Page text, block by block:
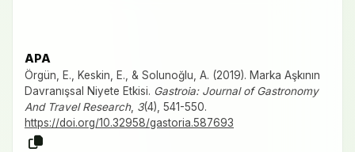
APA
Örgün, E., Keskin, E., & Solunoğlu, A. (2019). Marka Aşkının
Davranışsal Niyete Etkisi. Gastroia: Journal of Gastronomy
And Travel Research, 3(4), 541-550.
https://doi.org/10.32958/gastoria.587693